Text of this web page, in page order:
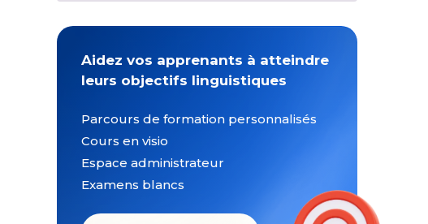
Aidez vos apprenants à atteindre
leurs objectifs linguistiques
Parcours de formation personnalisés
Cours en visio
Espace administrateur
Examens blancs